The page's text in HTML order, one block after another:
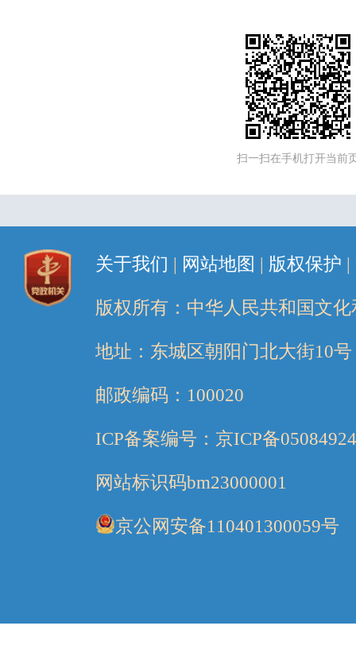
扫一扫在手机打开当前
关于我们 | 网站地图 | 版权保护 |
版权所有：中华人民共和国文
地址：东城区朝阳门北大街10号
邮政编码：100020
ICP备案编号：京ICP备
网站标识码bm23000001
京公网安备110401300059号